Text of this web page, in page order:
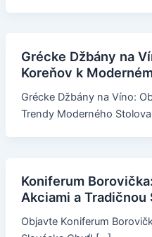
Grécke Džbány na
Koreňov k
Grécke Džbány na Víno:
Trendy Moderného
Koniferum
Akciami a
Objavte Koniferum